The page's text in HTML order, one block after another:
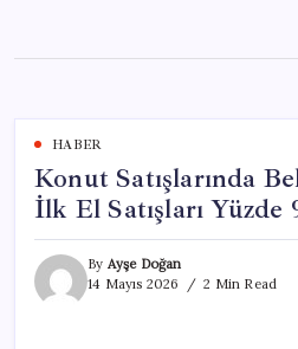
content
HABER
Konut Satışlarında
İlk El Satışları Yüzde
By Ayşe Doğan
14 Mayıs 2026
2 Min Read